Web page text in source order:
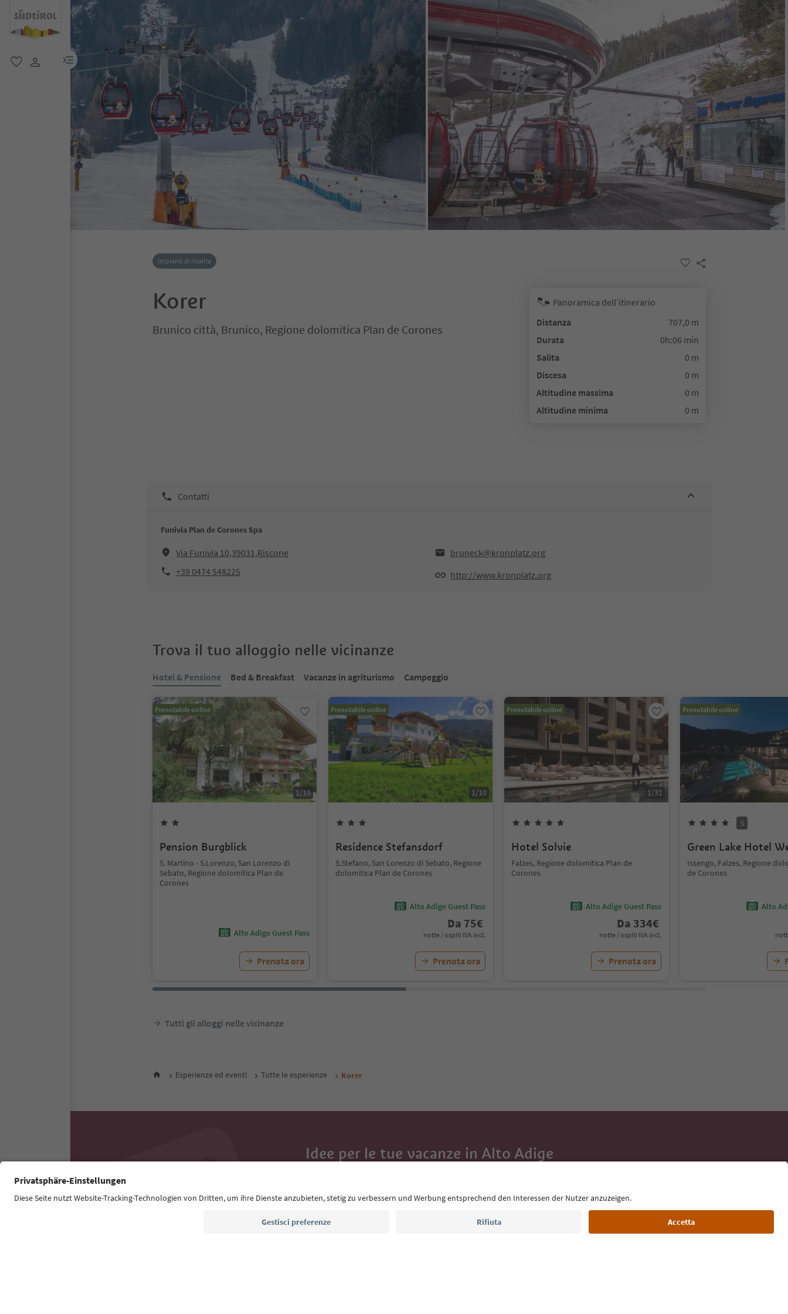
menu link
Impianti di risalita
Korer
Brunico città, Brunico, Regione dolomitica Plan de Corones
Panoramica dell’itinerario
Distanza
707,0 m
Durata
0h:06 min
Salita
0 m
Discesa
0 m
Altitudine massima
0 m
Altitudine minima
0 m
Contatti
Funivia Plan de Corones Spa
Via Funivia 10,39031,Riscone
bruneck@kronplatz.org
+39 0474 548225
http://www.kronplatz.org
Trova il tuo alloggio nelle vicinanze
Hotel & Pensione Bed & Breakfast Vacanze in agriturismo Campeggio
Prenotabile online
1/10
Pension Burgblick
S. Martino - S.Lorenzo, San Lorenzo di
Sebato, Regione dolomitica Plan de
Corones
Alto Adige Guest Pass
Prenota ora
Prenotabile online
1/10
Residence Stefansdorf
S.Stefano, San Lorenzo di Sebato, Regione
dolomitica Plan de Corones
Alto Adige Guest Pass
Da 75€
notte / ospiti IVA incl.
Prenota ora
Prenotabile online
1/31
Hotel Solvie
Falzes, Regione dolomitica Plan de
Corones
Alto Adige Guest Pass
Da 334€
notte / ospiti IVA incl.
Prenota ora
Prenotabile online
S
Green Lake Hotel
Issengo, Falzes, Regione
de Corones
Alto
Tutti gli alloggi nelle vicinanze
Esperienze ed eventi Tutte le esperienze Korer
Idee per le tue vacanze in Alto Adige
eventi da non perdere e ricette tipiche.